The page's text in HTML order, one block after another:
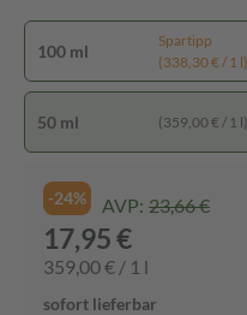
100 ml
Spartipp
(338,30 € / 1 l)
50 ml (359,00 € / 1 l)
-24% AVP: 23,66 €
17,95 €
359,00 € / 1 l
sofort lieferbar